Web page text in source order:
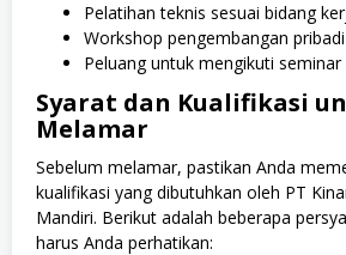
Pelatihan teknis sesuai bidang
Workshop pengembangan pribadi
Peluang untuk mengikuti
Syarat dan Kualifikasi
Melamar
Sebelum melamar, pastikan Anda
kualifikasi yang dibutuhkan oleh PT
Mandiri. Berikut adalah beberapa
harus Anda perhatikan: